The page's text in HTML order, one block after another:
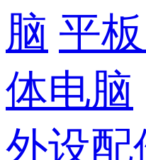
脑 平
体电脑
外设配